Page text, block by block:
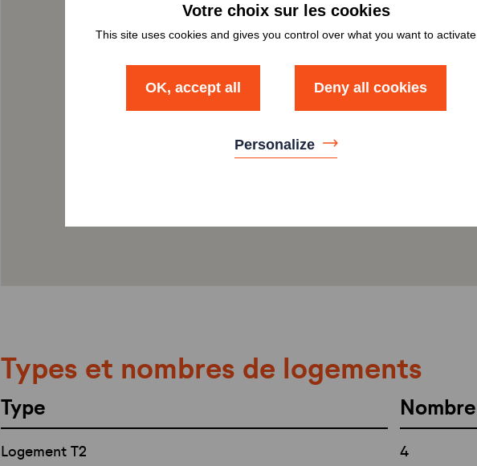
Types et nombres de logements
Type Nombre
Logement T2 4
This site uses cookies and gives you control over what you want to activate
OK, accept all Deny all cookies
Personalize